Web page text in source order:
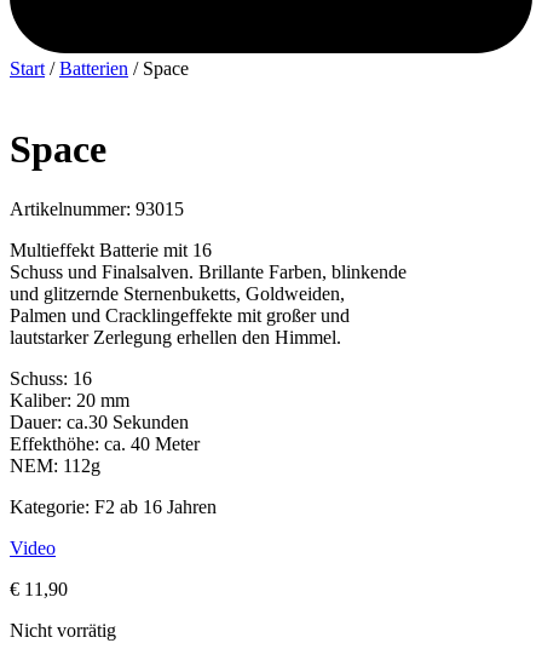
Start /Batterien / Space
Space
Artikelnummer: 93015
Multieffekt Batterie mit 16
Schuss und Finalsalven. Brillante Farben, blinkende
und glitzernde Sternenbuketts, Goldweiden,
Palmen und Cracklingeffekte mit großer und
lautstarker Zerlegung erhellen den Himmel.
Schuss: 16
Kaliber: 20 mm
Dauer: ca.30 Sekunden
Effekthöhe: ca. 40 Meter
NEM: 112g
Kategorie: F2 ab 16 Jahren
Video
€ 11,90
Nicht vorrätig